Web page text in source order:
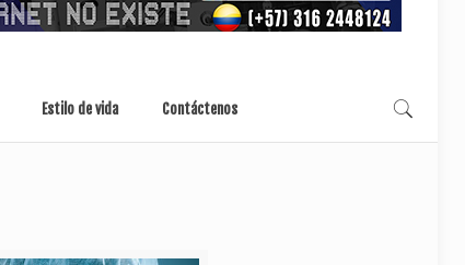
Estilo de vida Contáctenos